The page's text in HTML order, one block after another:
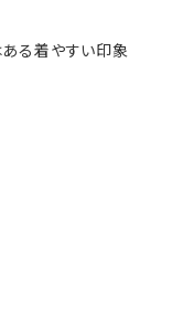
ある着やすい印象